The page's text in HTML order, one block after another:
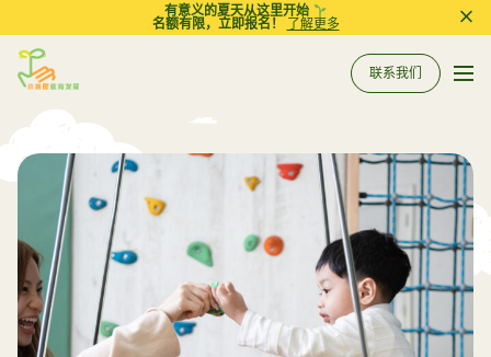
有意义的夏天从这里开始
名额有限，立即报名！
了解更多
Sprout in Motion
联系我们
关于我们
所有服务
评估
相关资讯